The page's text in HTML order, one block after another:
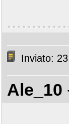
Inviato:
Ale_10